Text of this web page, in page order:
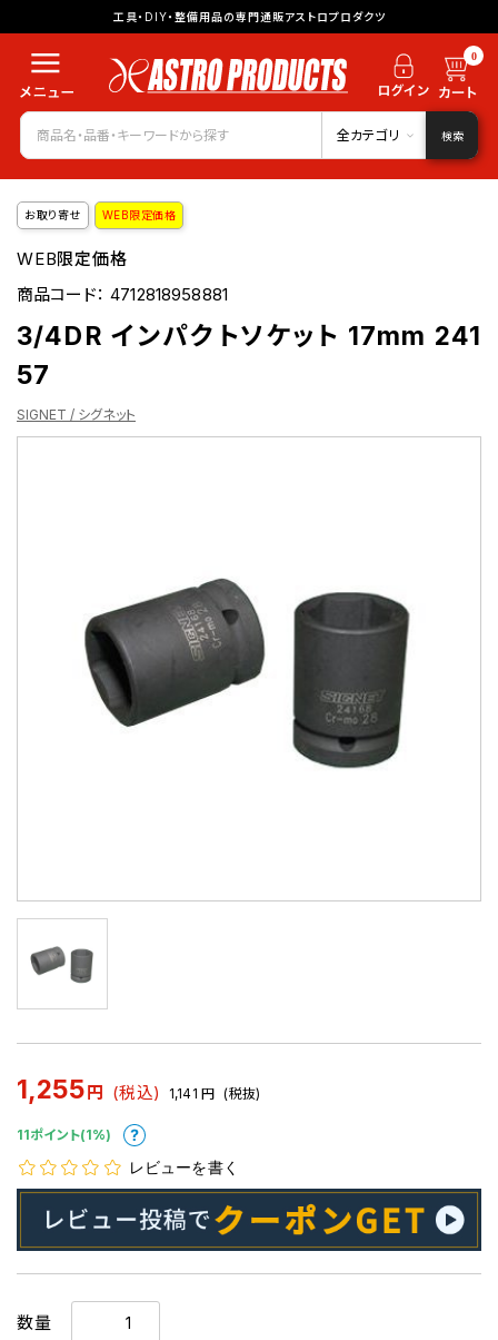
工具・DIY・整備用品の専門通販アストロプロダクツ
0
全カテゴリ 検索
お取り寄せ WEB限定価格
WEB限定価格
商品コード：4712818958881
3/4DR インパクトソケット 17mm 241
57
SIGNET / シグネット
1,255 円 (税込) 1,141 円 (税抜)
11ポイント(1%)
レビューを書く
数量